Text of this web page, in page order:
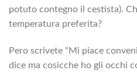
potuto contegno il cestista).
temperatura preferita?
Pero scrivete “Mi piace
dice ma cosicche ho gli occhi